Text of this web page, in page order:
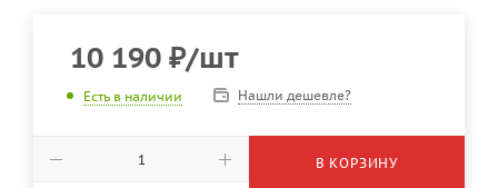
10 190 ₽/шт
Есть в наличии Нашли дешевле?
В КОРЗИНУ